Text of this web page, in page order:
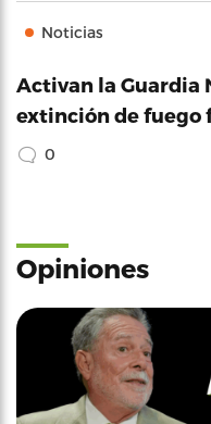
Noticias
Activan la Guardia
extinción de fuego
0
Opiniones